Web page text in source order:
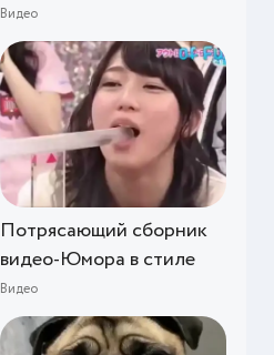
Видео
Потрясающий сборник
видео-Юмора в стиле
Видео